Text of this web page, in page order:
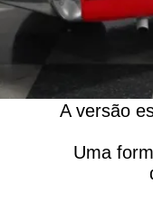
A versão
Uma